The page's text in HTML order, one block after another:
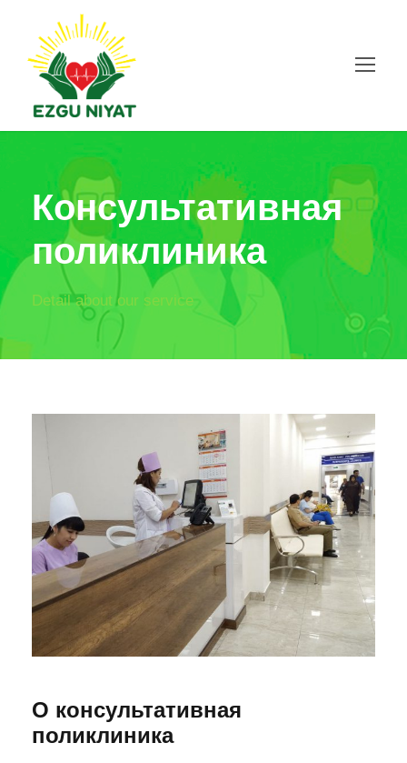
Консультативная
поликлиника
Detail about our service
О консультативная
поликлиника